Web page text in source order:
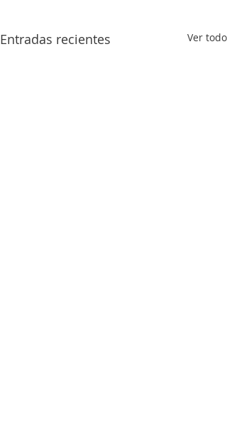
Entradas recientes Ver todo